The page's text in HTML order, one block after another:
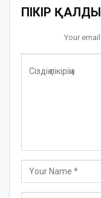
ПІКІР
Your